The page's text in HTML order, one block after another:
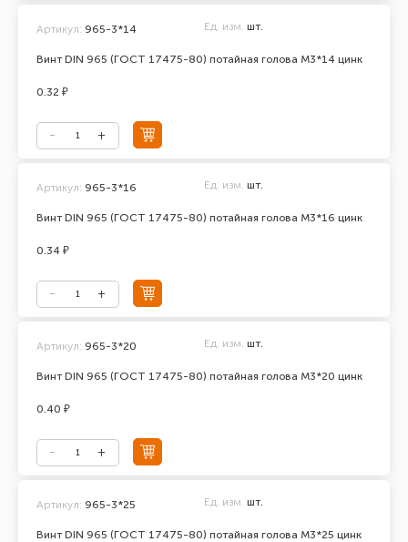
Винт DIN 965 (ГОСТ 17475-80) потайная голова М3*14 цинк
Артикул: 965-3*14 Ед. изм. шт.
0.32 ₽
Винт DIN 965 (ГОСТ 17475-80) потайная голова М3*16 цинк
Артикул: 965-3*16 Ед. изм. шт.
0.34 ₽
Винт DIN 965 (ГОСТ 17475-80) потайная голова М3*20 цинк
Артикул: 965-3*20 Ед. изм. шт.
0.40 ₽
Винт DIN 965 (ГОСТ 17475-80) потайная голова М3*25 цинк
Артикул: 965-3*25 Ед. изм. шт.